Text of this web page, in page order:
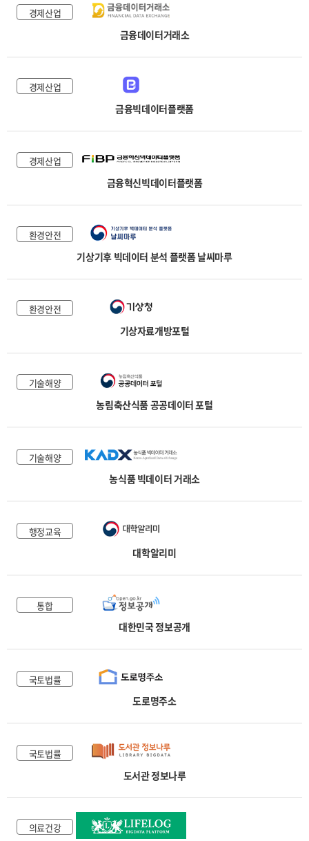
경제산업
금융데이터거래소
경제산업
금융빅데이터플랫폼
경제산업
금융혁신빅데이터플랫폼
환경안전
기상기후 빅데이터 분석 플랫폼 날씨마루
환경안전
기상자료개방포털
기술해양
농림축산식품 공공데이터 포털
기술해양
농식품 빅데이터 거래소
행정교육
대학알리미
통합
대한민국 정보공개
국토법률
도로명주소
국토법률
도서관 정보나루
의료건강